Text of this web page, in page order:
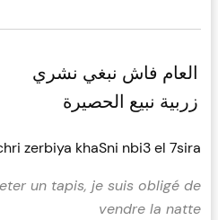
العام فاش نبغي نشري
زربية نبيع الحصيرة
zerbiya khaSni nbi3 el 7sira
un tapis, je suis obligé de
vendre la natte